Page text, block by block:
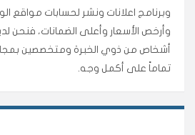
وبرنامج اعلانات ونشر لحسابات مواقع
وأرخص الأسعار وأعلى الضمانات، فنحن
أشخاص من ذوي الخبرة ومتخصصين
تماماً على أكمل وجه.